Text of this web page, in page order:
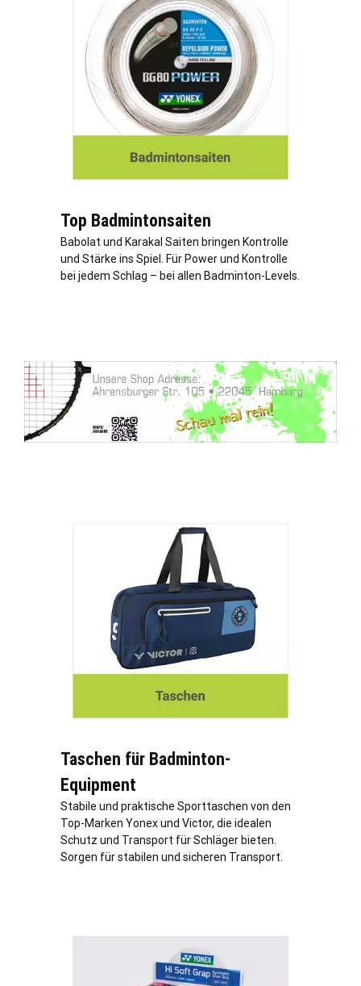
Top Badmintonsaiten
Babolat und Karakal Saiten bringen Kontrolle
und Stärke ins Spiel. Für Power und Kontrolle
bei jedem Schlag – bei allen Badminton-Levels.
Taschen für Badminton-
Equipment
Stabile und praktische Sporttaschen von den
Top-Marken Yonex und Victor, die idealen
Schutz und Transport für Schläger bieten.
Sorgen für stabilen und sicheren Transport.